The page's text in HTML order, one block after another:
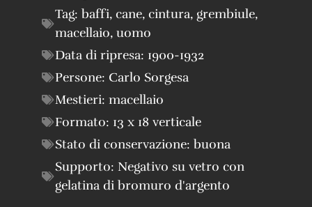
Tag: baffi, cane, cintura, grembiule,
macellaio, uomo
Data di ripresa: 1900-1932
Persone: Carlo Sorgesa
Mestieri: macellaio
Formato: 13 x 18 verticale
Stato di conservazione: buona
Supporto: Negativo su vetro con
gelatina di bromuro d'argento